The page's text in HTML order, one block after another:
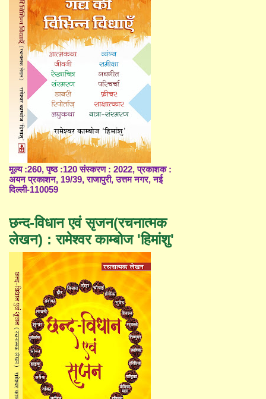
मूल्य :260, पृष्ठ :120 संस्करण : 2022, प्रकाशक :
अयन प्रकाशन, 19/39, राजापुरी, उत्तम नगर, नई
दिल्ली-110059
छन्द-विधान एवं सृजन(रचनात्मक
लेखन) : रामेश्वर काम्बोज 'हिमांशु'